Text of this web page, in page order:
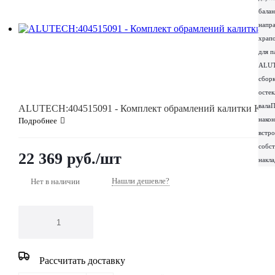
для
вала
ALUTECH:404515091 -
Подробнее
22 369 руб./шт
Нет в наличии Нашли дешевле?
Рассчитать доставку